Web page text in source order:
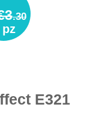
.30
pz
E321